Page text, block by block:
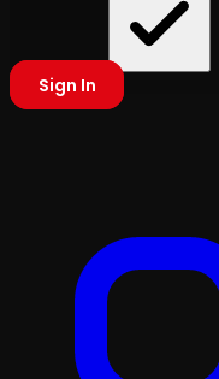
Sign In